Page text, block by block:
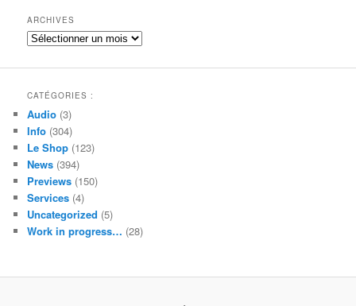
h
e
ARCHIVES
Archives
CATÉGORIES :
Audio (3)
Info (304)
Le Shop (123)
News (394)
Previews (150)
Services (4)
Uncategorized (5)
Work in progress… (28)